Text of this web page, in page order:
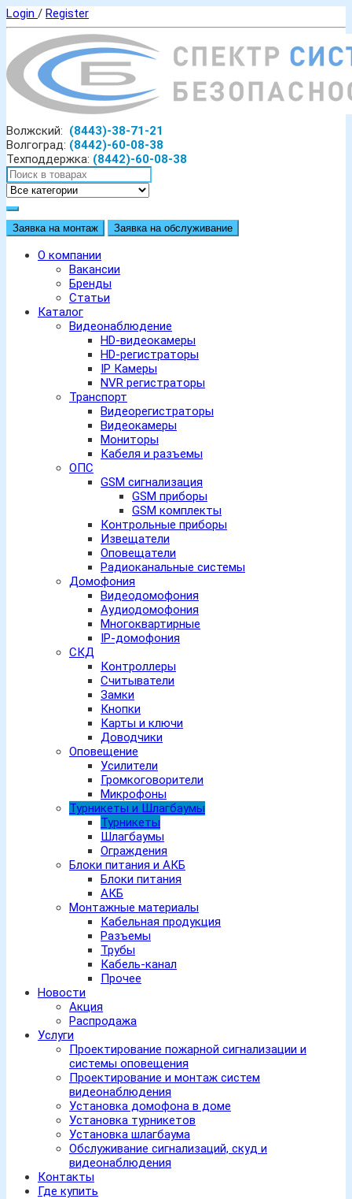
Login / Register
Волжский: (8443)-38-71-21
Волгоград: (8442)-60-08-38
Техподдержка: (8442)-60-08-38
Заявка на монтаж Заявка на обслуживание
О компании
Вакансии
Бренды
Статьи
Каталог
Видеонаблюдение
HD-видеокамеры
HD-регистраторы
IP Камеры
NVR регистраторы
Транспорт
Видеорегистраторы
Видеокамеры
Мониторы
Кабеля и разъемы
ОПС
GSM сигнализация
GSM приборы
GSM комплекты
Контрольные приборы
Извещатели
Оповещатели
Радиоканальные системы
Домофония
Видеодомофония
Аудиодомофония
Многоквартирные
IP-домофония
СКД
Контроллеры
Считыватели
Замки
Кнопки
Карты и ключи
Доводчики
Оповещение
Усилители
Громкоговорители
Микрофоны
Турникеты и Шлагбаумы
Турникеты
Шлагбаумы
Ограждения
Блоки питания и АКБ
Блоки питания
АКБ
Монтажные материалы
Кабельная продукция
Разъемы
Трубы
Кабель-канал
Прочее
Новости
Акция
Распродажа
Услуги
Проектирование пожарной сигнализации и
системы оповещения
Проектирование и монтаж систем
видеонаблюдения
Установка домофона в доме
Установка турникетов
Установка шлагбаума
Обслуживание сигнализаций, скуд и
видеонаблюдения
Контакты
Где купить